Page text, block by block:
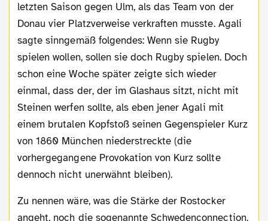
letzten Saison gegen Ulm, als das Team von der
Donau vier Platzverweise verkraften musste. Agali
sagte sinngemäß folgendes: Wenn sie Rugby
spielen wollen, sollen sie doch Rugby spielen. Doch
schon eine Woche später zeigte sich wieder
einmal, dass der, der im Glashaus sitzt, nicht mit
Steinen werfen sollte, als eben jener Agali mit
einem brutalen Kopfstoß seinen Gegenspieler Kurz
von 1860 München niederstreckte (die
vorhergegangene Provokation von Kurz sollte
dennoch nicht unerwähnt bleiben).
Zu nennen wäre, was die Stärke der Rostocker
angeht, noch die sogenannte Schwedenconnection.